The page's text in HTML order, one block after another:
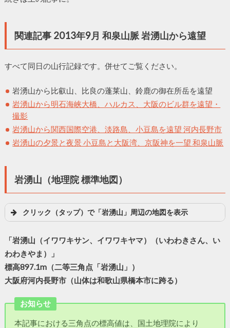
関連記事 2013年9月 和泉山脈 岩湧山から遠望
すべて同日の山行記録です。併せてご覧ください。
岩湧山から比叡山、比良の蓬莱山、鈴鹿の御在所岳を遠望
岩湧山から明石海峡大橋、ハルカス、大阪のビル群を遠望・
撮影
岩湧山から関西国際空港、淡路島、小豆島を遠望 河内長野市
岩湧山の夕景と夜景 小豆島と大阪湾、京阪神を一望 和泉山脈
岩湧山（地理院 標準地図）
クリック（タップ）で「岩湧山」周辺の地図を表示
「岩湧山（イワワキサン、イワワキヤマ）（いわわきさん、い
わわきやま）」
標高897.1m（二等三角点「岩湧山」）
大阪府河内長野市（山体は和歌山県橋本市に跨る）
お知らせ
本記事における三角点の標高値は、国土地理院により